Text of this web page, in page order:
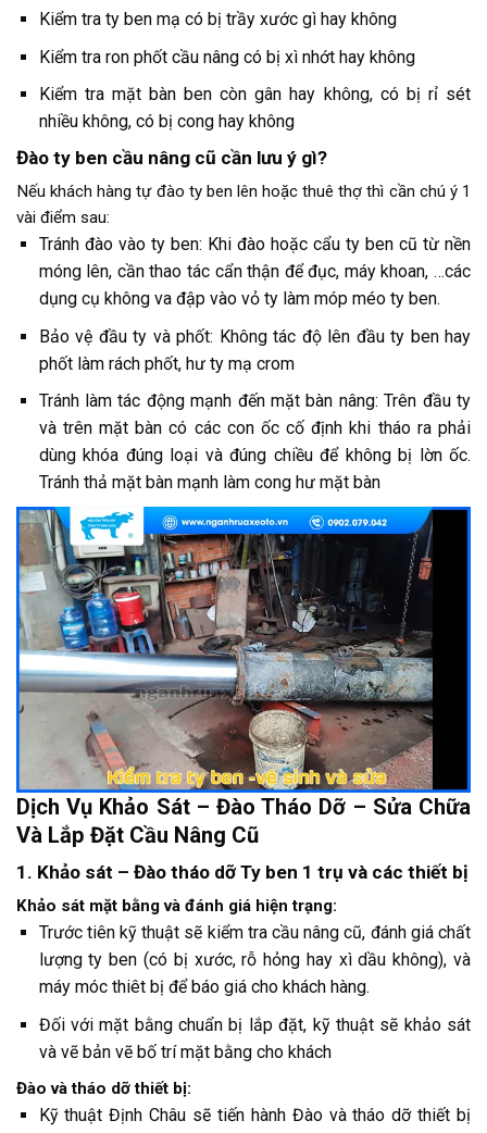
Kiểm tra ty ben mạ có bị trầy xước gì hay không
Kiểm tra ron phốt cầu nâng có bị xì nhớt hay không
Kiểm tra mặt bàn ben còn gân hay không, có bị rỉ sét
nhiều không, có bị cong hay không
Đào ty ben cầu nâng cũ cần lưu ý gì?
Nếu khách hàng tự đào ty ben lên hoặc thuê thợ thì cần chú ý 1
vài điểm sau:
Tránh đào vào ty ben: Khi đào hoặc cẩu ty ben cũ từ nền
móng lên, cần thao tác cẩn thận để đục, máy khoan, …các
dụng cụ không va đập vào vỏ ty làm móp méo ty ben.
Bảo vệ đầu ty và phốt: Không tác độ lên đầu ty ben hay
phốt làm rách phốt, hư ty mạ crom
Tránh làm tác động mạnh đến mặt bàn nâng: Trên đầu ty
và trên mặt bàn có các con ốc cố định khi tháo ra phải
dùng khóa đúng loại và đúng chiều để không bị lờn ốc.
Tránh thả mặt bàn mạnh làm cong hư mặt bàn
Dịch Vụ Khảo Sát – Đào Tháo Dỡ – Sửa Chữa
Và Lắp Đặt Cầu Nâng Cũ
1. Khảo sát – Đào tháo dỡ Ty ben 1 trụ và các thiết bị
Khảo sát mặt bằng và đánh giá hiện trạng:
Trước tiên kỹ thuật sẽ kiểm tra cầu nâng cũ, đánh giá chất
lượng ty ben (có bị xước, rỗ hỏng hay xì dầu không), và
máy móc thiêt bị để báo giá cho khách hàng.
Đối với mặt bằng chuẩn bị lắp đặt, kỹ thuật sẽ khảo sát
và vẽ bản vẽ bố trí mặt bằng cho khách
Đào và tháo dỡ thiết bị:
Kỹ thuật Định Châu sẽ tiến hành Đào và tháo dỡ thiết bị